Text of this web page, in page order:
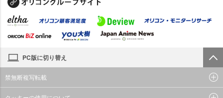
PC版に切り替え
禁無断複写転載